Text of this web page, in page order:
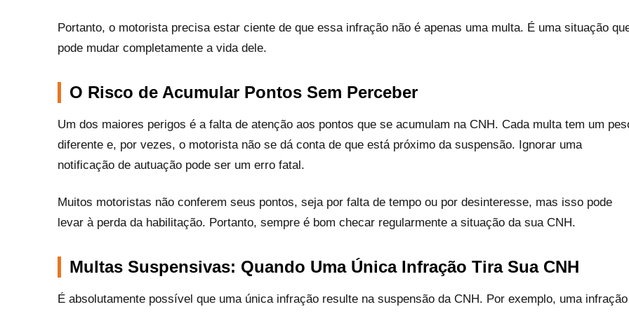
Portanto, o motorista precisa estar ciente de que essa infração não é apenas uma multa. É uma situação
pode mudar completamente a vida dele.
O Risco de Acumular Pontos Sem Perceber
Um dos maiores perigos é a falta de atenção aos pontos que se acumulam na CNH. Cada multa tem um
diferente e, por vezes, o motorista não se dá conta de que está próximo da suspensão. Ignorar uma
notificação de autuação pode ser um erro fatal.
Muitos motoristas não conferem seus pontos, seja por falta de tempo ou por desinteresse, mas isso pode
levar à perda da habilitação. Portanto, sempre é bom checar regularmente a situação da sua CNH.
Multas Suspensivas: Quando Uma Única Infração Tira Sua CNH
É absolutamente possível que uma única infração resulte na suspensão da CNH. Por exemplo, uma infração